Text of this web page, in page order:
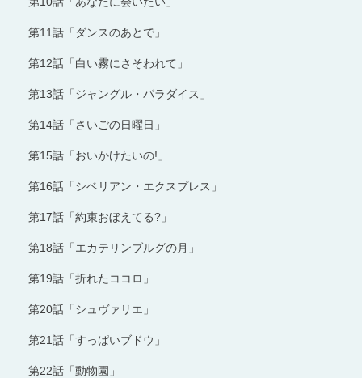
第11話「ダンスのあとで」
第12話「白い霧にさそわれて」
第13話「ジャングル・パラダイス」
第14話「さいごの日曜日」
第15話「おいかけたいの!」
第16話「シベリアン・エクスプレス」
第17話「約束おぼえてる?」
第18話「エカテリンブルグの月」
第19話「折れたココロ」
第20話「シュヴァリエ」
第21話「すっぱいブドウ」
第22話「動物園」